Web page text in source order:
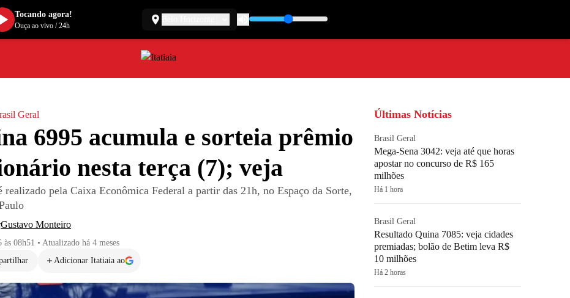
Geral
6995 acumula e sorteia prêmio
nesta terça (7); veja
realizado pela Caixa Econômica Federal a partir das 21h, no Espaço da Sorte,
Gustavo Monteiro
às 08h51 • Atualizado há 4 meses
Adicionar Itatiaia ao
Últimas Notícias
Brasil Geral
Mega-Sena 3042: veja até que horas
apostar no concurso de R$ 165
milhões
Há 1 hora
Brasil Geral
Resultado Quina 7085: veja cidades
premiadas; bolão de Betim leva R$
10 milhões
Há 2 horas
Tocando agora!
Ouça ao vivo/24h